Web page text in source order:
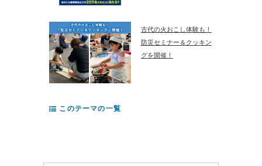
古代の火おこし体験も！
防災セミナー＆クッキン
グを開催！
このテーマの一覧